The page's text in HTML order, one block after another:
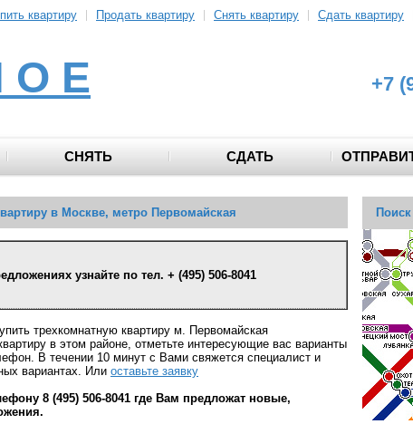
квартиру Продать квартиру Снять квартиру Сдать квартиру
О Е +7
СНЯТЬ СДАТЬ
в Москве, метро Первомайская
узнайте по тел. + (495) 506-8041
трехкомнатную квартиру м. Первомайская
в этом районе, отметьте интересующие вас варианты
В течении 10 минут с Вами свяжется специалист и
вариантах. Или оставьте заявку
8 (495) 506-8041 где Вам предложат новые,